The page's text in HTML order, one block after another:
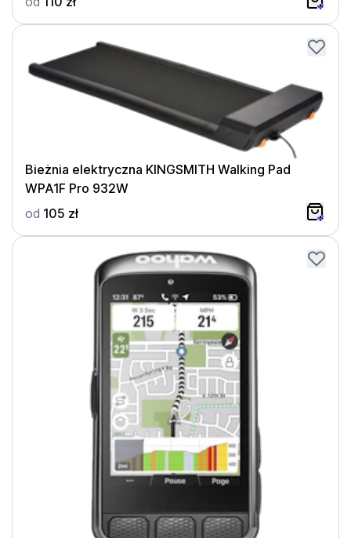
Bieżnia elektryczna KINGSMITH Walking Pad
WPA1F Pro 932W
od 105 zł